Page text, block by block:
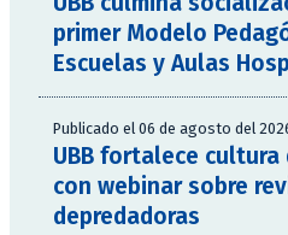
primer Modelo
Escuelas y Aulas
Publicado el 06 de agosto del
UBB fortalece cultura
con webinar sobre
depredadoras